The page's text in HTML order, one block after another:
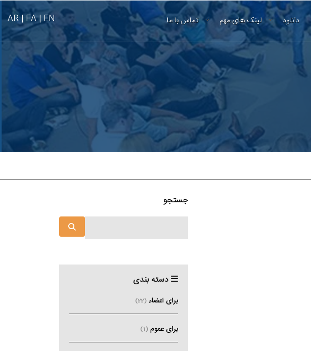
EN |
FA |
AR دانلود لینک های مهم تماس با ما
جستجو
دسته بندی
برای اعضاء (22)
برای عموم (1)